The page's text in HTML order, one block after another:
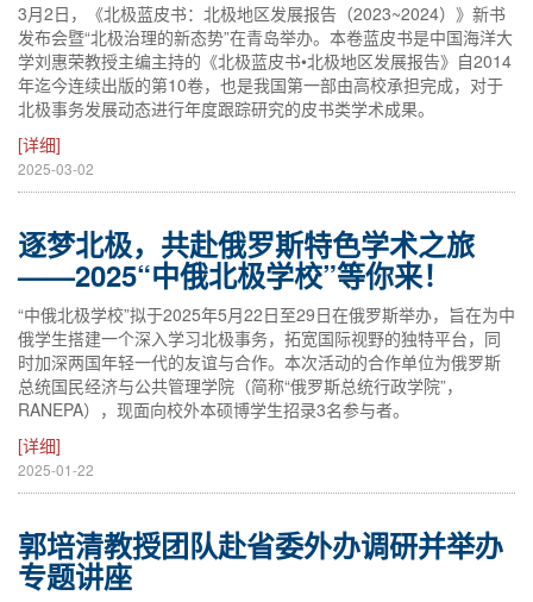
3月2日，《北极蓝皮书：北极地区发展报告（2023~2024）》新书
发布会暨“北极治理的新态势”在青岛举办。本卷蓝皮书是中国海洋大
学刘惠荣教授主编主持的《北极蓝皮书•北极地区发展报告》自2014
年迄今连续出版的第10卷，也是我国第一部由高校承担完成，对于
北极事务发展动态进行年度跟踪研究的皮书类学术成果。
[详细]
2025-03-02
逐梦北极，共赴俄罗斯特色学术之旅
——2025“中俄北极学校”等你来！
“中俄北极学校”拟于2025年5月22日至29日在俄罗斯举办，旨在为中
俄学生搭建一个深入学习北极事务，拓宽国际视野的独特平台，同
时加深两国年轻一代的友谊与合作。本次活动的合作单位为俄罗斯
总统国民经济与公共管理学院（简称“俄罗斯总统行政学院”，
RANEPA），现面向校外本硕博学生招录3名参与者。
[详细]
2025-01-22
郭培清教授团队赴省委外办调研并举办
专题讲座